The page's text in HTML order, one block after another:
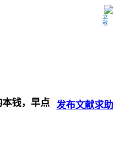
立秋
发布文献求助
钱，早点